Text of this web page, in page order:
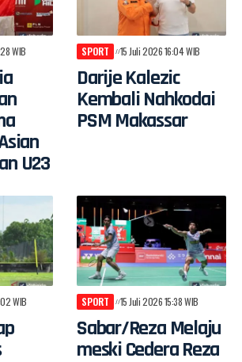
WIB
U23
SPORT 15 Juli 2026 16:04 WIB
Darije Kalezic
Kembali Nahkodai
PSM Makassar
WIB SPORT 15 Juli 2026 15:38 WIB
Sabar/Reza Melaju
meski Cedera Reza